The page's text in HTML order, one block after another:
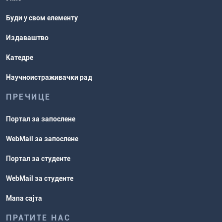
Буди у свом елементу
Издаваштво
Катедре
Научноистраживачки рад
ПРЕЧИЦЕ
Портал за запослене
WebMail за запослене
Портал за студенте
WebMail за студенте
Мапа сајта
ПРАТИТЕ НАС